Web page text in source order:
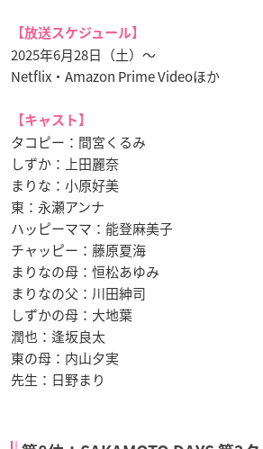
【放送スケジュール】
2025年6月28日（土）～
Netflix・Amazon Prime Videoほか
【キャスト】
タコピー：間宮くるみ
しずか：上田麗奈
まりな：小原好美
東：永瀬アンナ
ハッピーママ：能登麻美子
チャッピー：藤原夏海
まりなの母：恒松あゆみ
まりなの父：川田紳司
しずかの母：大地葉
潤也：逢坂良太
東の母：内山夕実
先生：日野まり